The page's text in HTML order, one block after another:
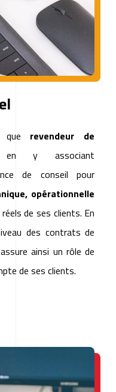
que revendeur de
y associant
de conseil pour
opérationnelle
de ses clients. En
des contrats de
ainsi un rôle de
de ses clients.